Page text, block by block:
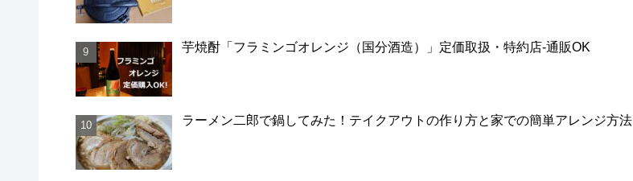
芋焼酎「フラミンゴオレンジ（国分酒造）」定価取扱・特約店-通販OK
ラーメン二郎で鍋してみた！テイクアウトの作り方と家での簡単アレンジ方法